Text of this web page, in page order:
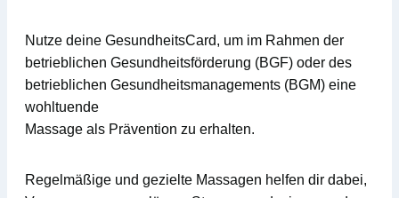
Nutze deine GesundheitsCard, um im Rahmen der
betrieblichen Gesundheitsförderung (BGF) oder des
betrieblichen Gesundheitsmanagements (BGM) eine
wohltuende
Massage als Prävention zu erhalten.
Regelmäßige und gezielte Massagen helfen dir dabei,